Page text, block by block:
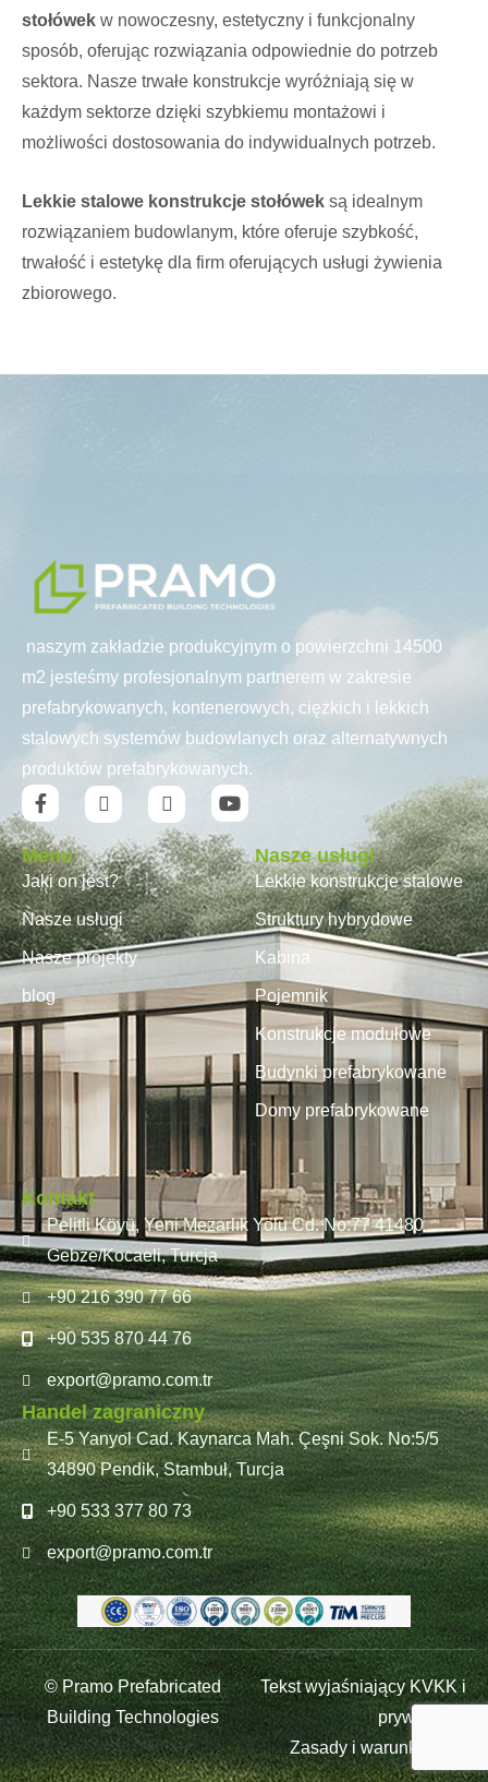
stołówek w nowoczesny, estetyczny i funkcjonalny
sposób, oferując rozwiązania odpowiednie do potrzeb
sektora. Nasze trwałe konstrukcje wyróżniają się w
każdym sektorze dzięki szybkiemu montażowi i
możliwości dostosowania do indywidualnych potrzeb.
Lekkie stalowe konstrukcje stołówek są idealnym
rozwiązaniem budowlanym, które oferuje szybkość,
trwałość i estetykę dla firm oferujących usługi żywienia
zbiorowego.
naszym zakładzie produkcyjnym o powierzchni 14500
m2 jesteśmy profesjonalnym partnerem w zakresie
prefabrykowanych, kontenerowych, ciężkich i lekkich
stalowych systemów budowlanych oraz alternatywnych
produktów prefabrykowanych.
Menu
Jaki on jest?
Nasze usługi
Nasze projekty
blog
Nasze usługi
Lekkie konstrukcje stalowe
Struktury hybrydowe
Kabina
Pojemnik
Konstrukcje modułowe
Budynki prefabrykowane
Domy prefabrykowane
Kontakt
Pelitli Köyü, Yeni Mezarlık Yolu Cd. No:77 41480
Gebze/Kocaeli, Turcja
+90 216 390 77 66
+90 535 870 44 76
export@pramo.com.tr
Handel zagraniczny
E-5 Yanyol Cad. Kaynarca Mah. Çeşni Sok. No:5/5
34890 Pendik, Stambuł, Turcja
+90 533 377 80 73
export@pramo.com.tr
© Pramo Prefabricated
Building Technologies
Tekst wyjaśniający KVKK i
prywatność
Zasady i warunki